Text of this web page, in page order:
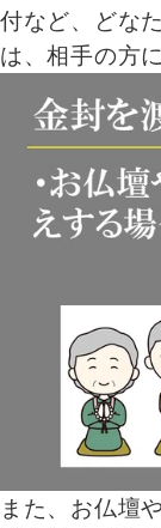
付など、どな
は、相手の方
また、お仏壇